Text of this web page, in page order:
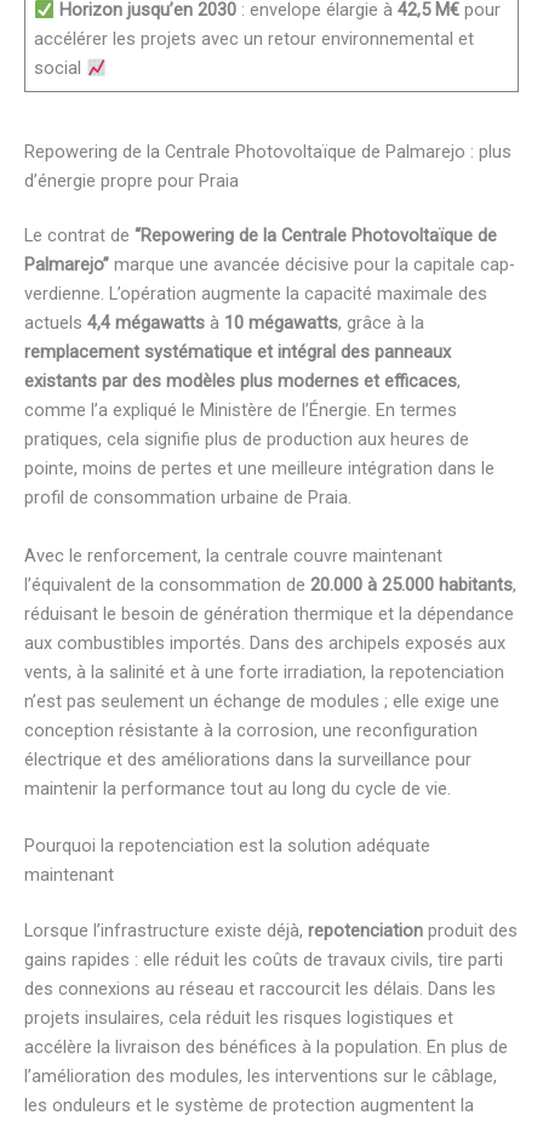
Horizon jusqu’en 2030: envelope élargie à 42,5 M€pour
accélérer les projets avec un retour environnemental et
social
Repowering de la Centrale Photovoltaïque de Palmarejo : plus
d’énergie propre pour Praia
Le contrat de “Repowering de la Centrale Photovoltaïque de
Palmarejo” marque une avancée décisive pour la capitale cap-
verdienne. L’opération augmente la capacité maximale des
actuels 4,4 mégawatts à 10 mégawatts, grâce à la
remplacement systématique et intégral des panneaux
existants par des modèles plus modernes et efficaces,
comme l’a expliqué le Ministère de l’Énergie. En termes
pratiques, cela signifie plus de production aux heures de
pointe, moins de pertes et une meilleure intégration dans le
profil de consommation urbaine de Praia.
Avec le renforcement, la centrale couvre maintenant
l’équivalent de la consommation de 20.000 à 25.000 habitants,
réduisant le besoin de génération thermique et la dépendance
aux combustibles importés. Dans des archipels exposés aux
vents, à la salinité et à une forte irradiation, la repotenciation
n’est pas seulement un échange de modules ; elle exige une
conception résistante à la corrosion, une reconfiguration
électrique et des améliorations dans la surveillance pour
maintenir la performance tout au long du cycle de vie.
Pourquoi la repotenciation est la solution adéquate
maintenant
Lorsque l’infrastructure existe déjà, repotenciation produit des
gains rapides : elle réduit les coûts de travaux civils, tire parti
des connexions au réseau et raccourcit les délais. Dans les
projets insulaires, cela réduit les risques logistiques et
accélère la livraison des bénéfices à la population. En plus de
l’amélioration des modules, les interventions sur le câblage,
les onduleurs et le système de protection augmentent la